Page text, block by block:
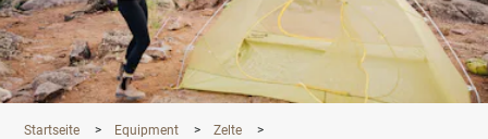
Startseite > Equipment > Zelte >